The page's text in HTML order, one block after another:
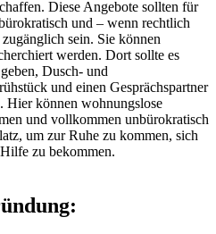
Diese Angebote sollten für
und – wenn rechtlich
sein. Sie können
werden. Dort sollte es
Dusch- und
und einen Gesprächspartner
Hier können wohnungslose
und vollkommen unbürokratisch
um zur Ruhe zu kommen, sich
Hilfe zu bekommen.